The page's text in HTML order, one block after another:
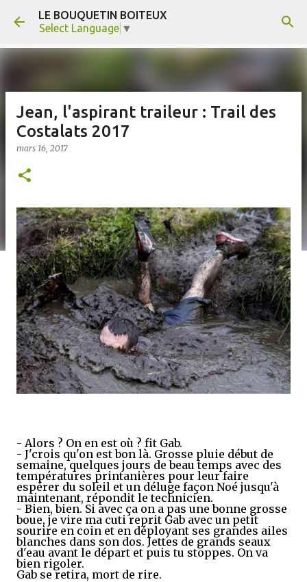
Accéder au contenu principal
LE BOUQUETIN BOITEUX
Select Language ▼
Jean, l'aspirant traileur : Trail des
Costalats 2017
mars 16, 2017
- Alors ? On en est où ? fit Gab.
- J'crois qu'on est bon là. Grosse pluie début de
semaine, quelques jours de beau temps avec des
températures printanières pour leur faire
espérer du soleil et un déluge façon Noé jusqu'à
maintenant, répondit le technicien.
- Bien, bien. Si avec ça on a pas une bonne grosse
boue, je vire ma cuti reprit Gab avec un petit
sourire en coin et en déployant ses grandes ailes
blanches dans son dos. Jettes de grands seaux
d'eau avant le départ et puis tu stoppes. On va
bien rigoler.
Gab se retira, mort de rire.